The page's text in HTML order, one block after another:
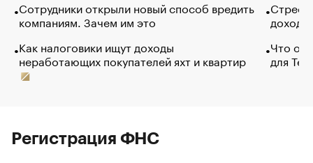
Сотрудники открыли новый способ вредить
компаниям. Зачем им это
Как налоговики ищут доходы
неработающих покупателей яхт и квартир
Что
для
Регистрация ФНС